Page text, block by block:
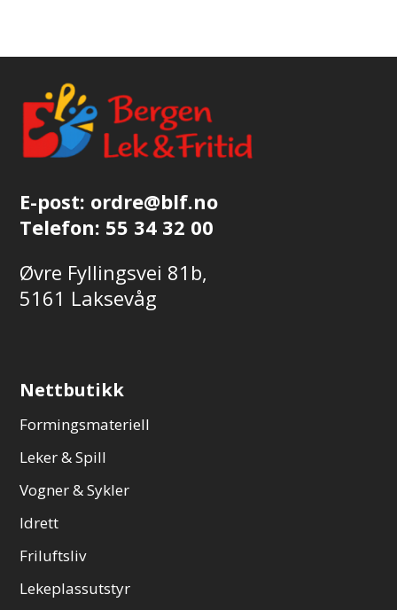
E-post: ordre@blf.no
Telefon: 55 34 32 00
Øvre Fyllingsvei 81b,
5161 Laksevåg
Nettbutikk
Formingsmateriell
Leker & Spill
Vogner & Sykler
Idrett
Friluftsliv
Lekeplassutstyr